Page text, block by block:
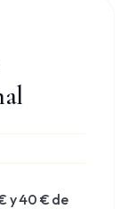
y 40 € de